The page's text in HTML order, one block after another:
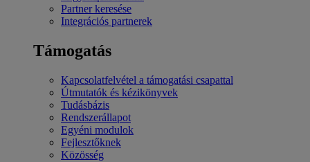
Partner keresése
Integrációs partnerek
Támogatás
Kapcsolatfelvétel a támogatási csapattal
Útmutatók és kézikönyvek
Tudásbázis
Rendszerállapot
Egyéni modulok
Fejlesztőknek
Közösség